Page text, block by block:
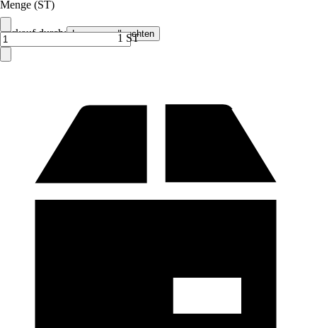
Verkauf durch: Lampenundleuchten
Menge (ST)
1 ST